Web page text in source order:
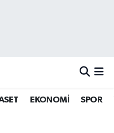
EKONOMİ SPOR
Haritası